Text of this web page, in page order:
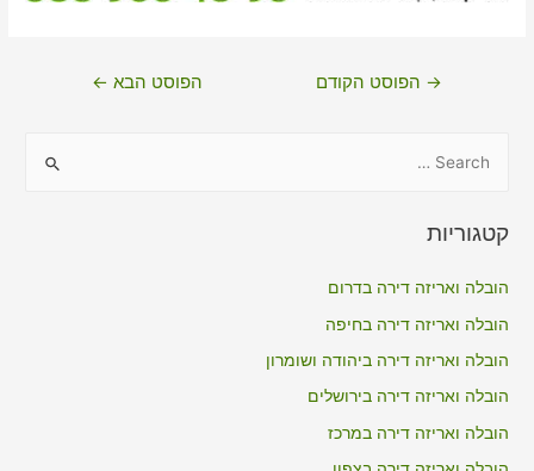
ניווט→ הפוסט הקודם הפוסט הבא ←
r
o
r
:
קטגוריות
הובלה ואריזה דירה בדרום
הובלה ואריזה דירה בחיפה
הובלה ואריזה דירה ביהודה ושומרון
הובלה ואריזה דירה בירושלים
הובלה ואריזה דירה במרכז